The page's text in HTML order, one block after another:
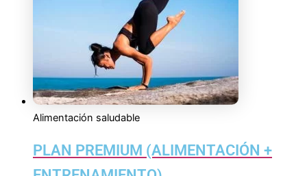
Alimentación saludable
PLAN PREMIUM (ALIMENTACIÓN +